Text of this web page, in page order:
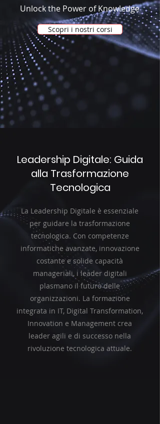
Unlock the Power of Knowledge
Scopri i nostri corsi
Leadership Digitale: Guida
alla Trasformazione
Tecnologica
La Leadership Digitale è essenziale
per guidare la trasformazione
tecnologica. Con competenze
informatiche avanzate, innovazione
costante e solide capacità
manageriali, i leader digitali
plasmano il futuro delle
organizzazioni. La formazione
integrata in IT, Digital Transformation,
Innovation e Management crea
leader agili e di successo nella
rivoluzione tecnologica attuale.